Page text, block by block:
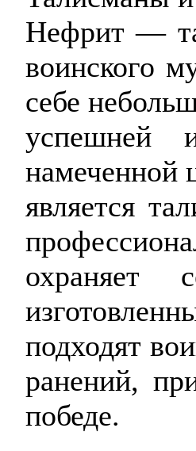
Нефрит —
воинского
себе
успешней
намеченной
является
охраняет
подходят
ранений,
победе.